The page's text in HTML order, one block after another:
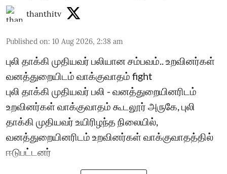
thanthitv
Published on: 10 Aug 2026, 2:38 am
புலி தாக்கி முதியவர் பலியான சம்பவம்.. உறவினர்கள்
வனத்துறையிடம் வாக்குவாதம் fight
புலி தாக்கி முதியவர் பலி - வனத்துறையினரிடம்
உறவினர்கள் வாக்குவாதம் கூடலூர் அருகே, புலி
தாக்கி முதியவர் உயிரிழந்த நிலையில்,
வனத்துறையினரிடம் உறவினர்கள் வாக்குவாதத்தில்
ஈடுபட்டனர்